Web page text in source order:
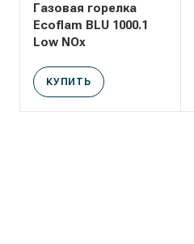
Газовая горелка
Ecoflam BLU 1000.1
Low NOx
КУПИТЬ